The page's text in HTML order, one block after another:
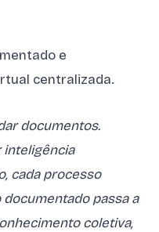
e
centralizada.
documentos.
inteligência
cada processo
passa a
coletiva,